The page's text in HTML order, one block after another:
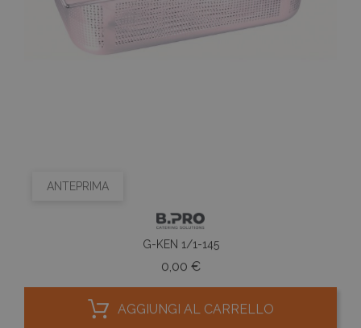
ANTEPRIMA
G-KEN 1/1-145
0,00 €Prezzo
AGGIUNGI AL CARRELLO